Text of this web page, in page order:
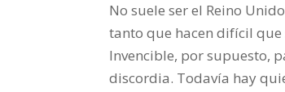
No suele ser el Reino
tanto que hacen difícil
Invencible, por supuesto,
discordia. Todavía hay